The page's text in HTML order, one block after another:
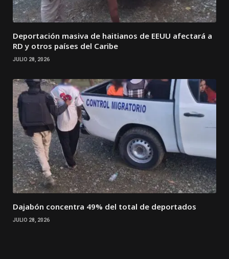
Deportación masiva de haitianos de EEUU afectará a
RD y otros países del Caribe
JULIO 28, 2026
Dajabón concentra 49% del total de deportados
JULIO 28, 2026